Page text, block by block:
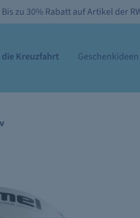
Bis zu 30% Rabatt auf Artikel der
die Kreuzfahrt Geschenkideen